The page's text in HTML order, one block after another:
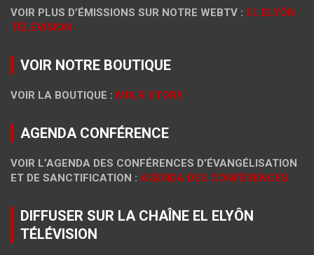
VOIR PLUS D’ÉMISSIONS SUR NOTRE WEBTV : EL ELYÔN
TÉLÉVISION
VOIR NOTRE BOUTIQUE
VOIR LA BOUTIQUE : MDLR STORE
AGENDA CONFÉRENCE
VOIR L’AGENDA DES CONFÉRENCES D’ÉVANGÉLISATION
ET DE SANCTIFICATION : AGENDA DES CONFÉRENCES
DIFFUSER SUR LA CHAÎNE EL ELYÔN
TÉLÉVISION